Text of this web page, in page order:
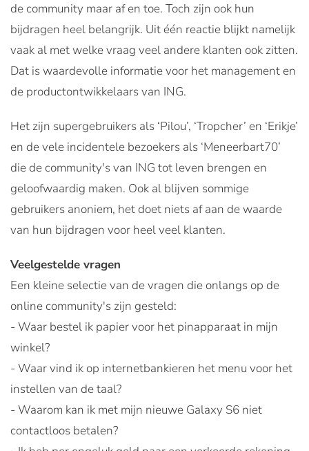
de community maar af en toe. Toch zijn ook hun
bijdragen heel belangrijk. Uit één reactie blijkt namelijk
vaak al met welke vraag veel andere klanten ook zitten.
Dat is waardevolle informatie voor het management en
de productontwikkelaars van ING.
Het zijn supergebruikers als ‘Pilou’, ‘Tropcher’ en ‘Erikje’
en de vele incidentele bezoekers als ‘Meneerbart70’
die de community's van ING tot leven brengen en
geloofwaardig maken. Ook al blijven sommige
gebruikers anoniem, het doet niets af aan de waarde
van hun bijdragen voor heel veel klanten.
Veelgestelde vragen
Een kleine selectie van de vragen die onlangs op de
online community's zijn gesteld:
- Waar bestel ik papier voor het pinapparaat in mijn
winkel?
- Waar vind ik op internetbankieren het menu voor het
instellen van de taal?
- Waarom kan ik met mijn nieuwe Galaxy S6 niet
contactloos betalen?